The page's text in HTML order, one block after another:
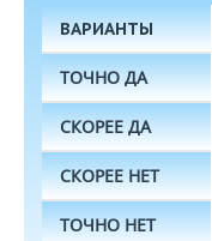
ВАРИАНТЫ
ТОЧНО ДА
СКОРЕЕ ДА
СКОРЕЕ НЕТ
ТОЧНО НЕТ